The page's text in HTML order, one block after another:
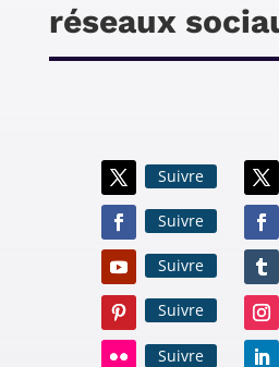
réseaux
Suivre
Suivre
Suivre
Suivre
Suivre